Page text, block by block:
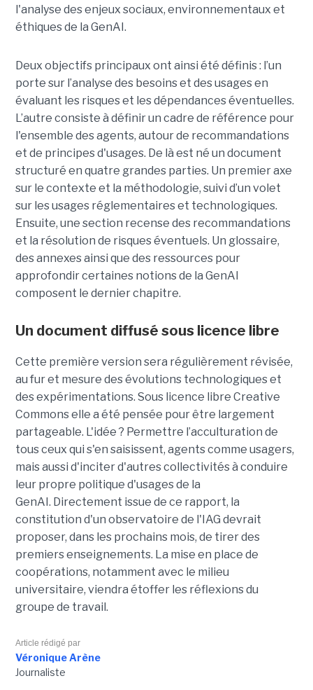
l'analyse des enjeux sociaux, environnementaux et
éthiques de la GenAI.
Deux objectifs principaux ont ainsi été définis : l’un
porte sur l’analyse des besoins et des usages en
évaluant les risques et les dépendances éventuelles.
L’autre consiste à définir un cadre de référence pour
l'ensemble des agents, autour de recommandations
et de principes d'usages. De là est né un document
structuré en quatre grandes parties. Un premier axe
sur le contexte et la méthodologie, suivi d’un volet
sur les usages réglementaires et technologiques.
Ensuite, une section recense des recommandations
et la résolution de risques éventuels. Un glossaire,
des annexes ainsi que des ressources pour
approfondir certaines notions de la GenAI
composent le dernier chapitre.
Un document diffusé sous licence libre
Cette première version sera régulièrement révisée,
au fur et mesure des évolutions technologiques et
des expérimentations. Sous licence libre Creative
Commons elle a été pensée pour être largement
partageable. L'idée ? Permettre l’acculturation de
tous ceux qui s'en saisissent, agents comme usagers,
mais aussi d'inciter d'autres collectivités à conduire
leur propre politique d'usages de la
GenAI. Directement issue de ce rapport, la
constitution d'un observatoire de l'IAG devrait
proposer, dans les prochains mois, de tirer des
premiers enseignements. La mise en place de
coopérations, notamment avec le milieu
universitaire, viendra étoffer les réflexions du
groupe de travail.
Article rédigé par
Véronique Arène
Journaliste